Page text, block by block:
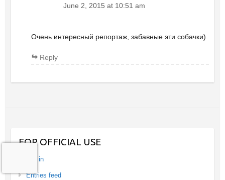
June 2, 2015 at 10:51 am
Очень интересный репортаж, забавные эти собачки)
Reply
FOR OFFICIAL USE
Log in
Entries feed